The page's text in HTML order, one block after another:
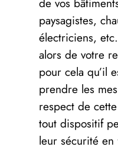
paysagistes,
électriciens,
alors de votre
pour cela qu’il
prendre les
respect de
tout dispositif
leur sécurité